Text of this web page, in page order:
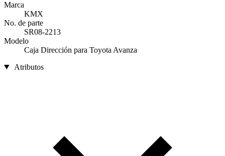
Marca
KMX
No. de parte
SR08-2213
Modelo
Caja Dirección para Toyota Avanza
Atributos